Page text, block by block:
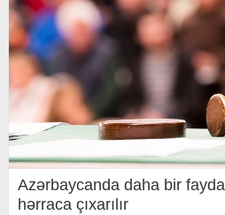
Azərbaycanda daha bir
hərraca çıxarılır